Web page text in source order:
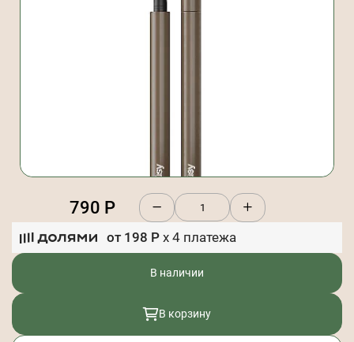
790 Р
от 198 Р x 4 платежа
В наличии
В корзину